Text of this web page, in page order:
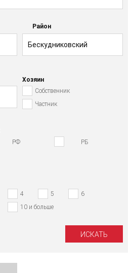
Район
Бескудниковский
Хозяин
Собственник
Частник
РФ РБ
4 5
6
10 и больше